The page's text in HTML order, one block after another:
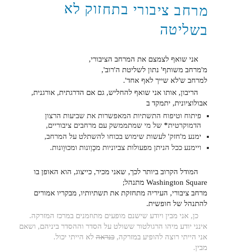
מרחב ציבורי בתחזוק לא
בשליטה
אני שואף לצמצם את המרחב הציבורי,
מ'מרחב משותף' נתון לשליטת ה'רוב',
למרחב ש'לא שייך לאף אחד'.
הריבון, אותו אני שואף להחליש, גם אם הדרגתית, אורגנית,
אבולוציונית, יתמקד ב
פיתוח וטיפוח התשתיות המאפשרות את שביעות הרצון
הדמוקרטית* של מי שמתממשק עם מרחבים ציבוריים,
ימנע מ'חזק' לעשות שימוש בכוחו להשתלט על המרחב,
ויימנע ככל הניתן מפעולות צביוניות מכָוְונות ומכוּוָונות.
המודל הקרוב ביותר לכך, שאני מכיר, כייצוג, הוא האופן בו
Washington Square מתנהל;
מרחב ציבורי, העיריה מתחזקת את תשתיותיו, מבקריו אמורים
להתנהל של חופשית.
כן, אני מבין ויודע שישנם מופעים מתוזמנים במרכז המזרקה.
אינני יודע מיהו הרגולטור ששולט על הסדר וההסדר ביניהם, ושאם
אני הייתי רוצה להופיע במזרקה,כנראהלא הייתי יכול.
מבין.